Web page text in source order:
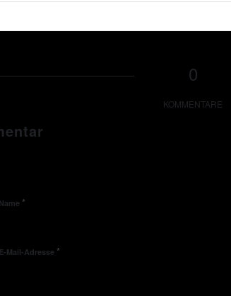
0
KOMMENTARE
Name *
E-Mail-Adresse *